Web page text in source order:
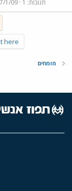
תגובות 1
1/09
here.
מומחים